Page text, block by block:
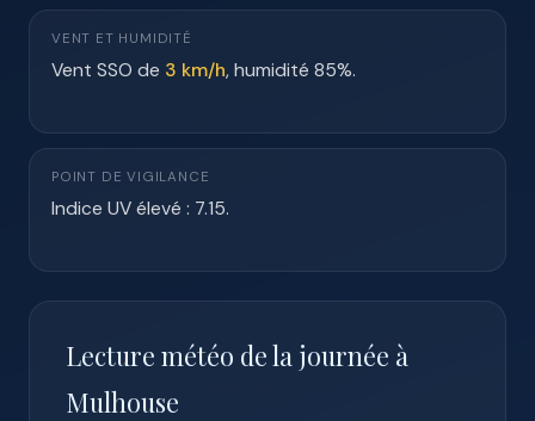
VENT ET HUMIDITÉ
Vent SSO de 3 km/h, humidité 85%.
POINT DE VIGILANCE
Indice UV élevé : 7.15.
Lecture météo de la journée à
Mulhouse